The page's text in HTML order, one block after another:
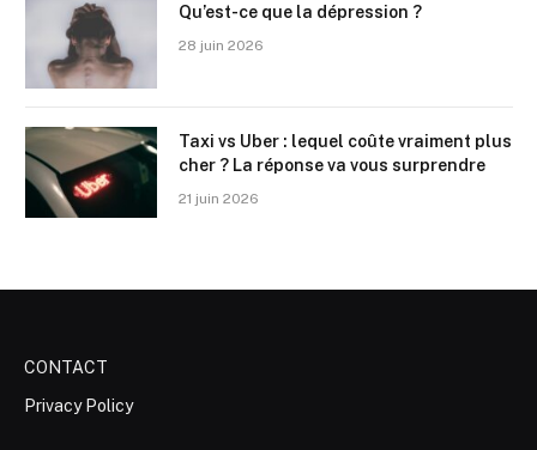
Qu’est-ce que la dépression ?
28 juin 2026
Taxi vs Uber : lequel coûte vraiment plus
cher ? La réponse va vous surprendre
21 juin 2026
CONTACT
Privacy Policy